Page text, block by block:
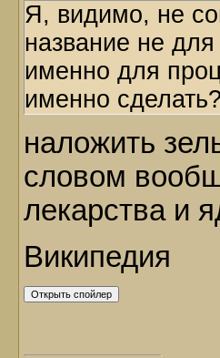
Я, видимо, не
название не
именно для
именно
наложить
словом
лекарства и
Википедия